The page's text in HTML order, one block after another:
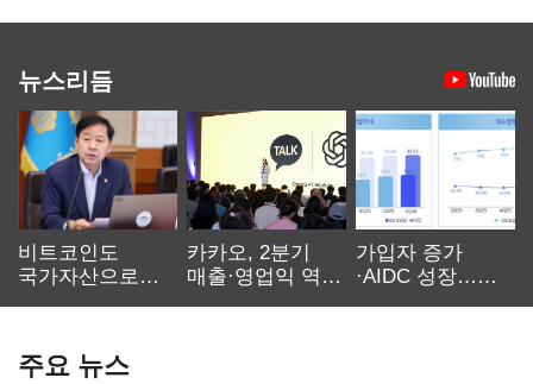
뉴스리듬
비트코인도
국가자산으로…'
카카오, 2분기
매출·영업익 역대
가입자 증가
·AIDC 성장…
주요 뉴스